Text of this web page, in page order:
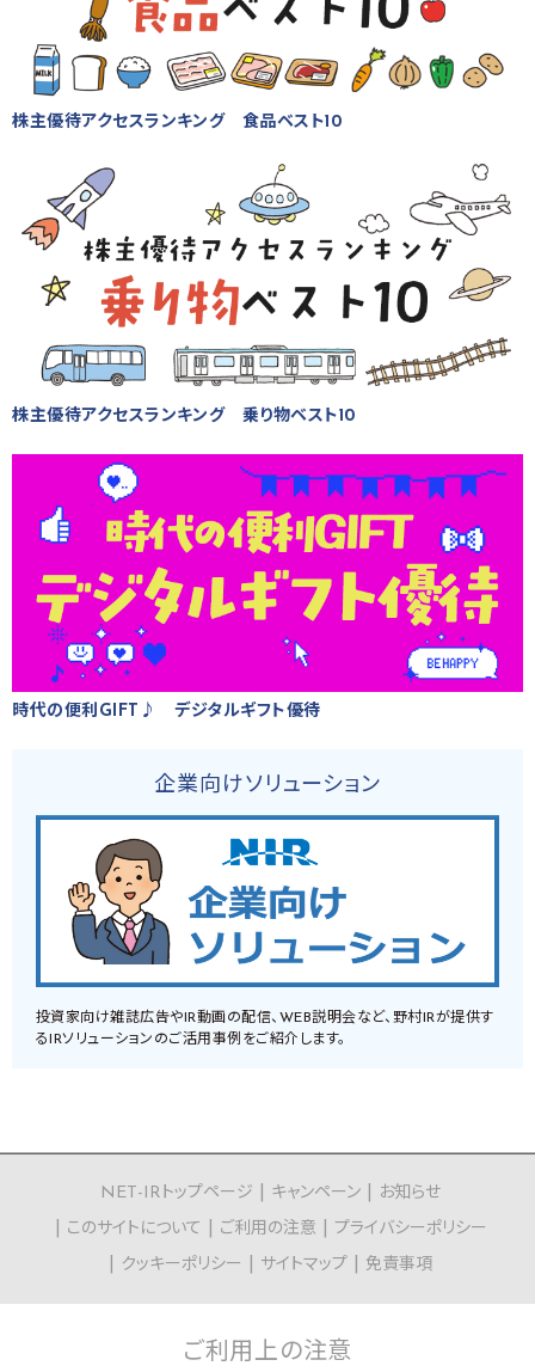
株主優待アクセスランキング 食品ベスト10
株主優待アクセスランキング 乗り物ベスト10
時代の便利GIFT♪ デジタルギフト優待
企業向けソリューション
投資家向け雑誌広告やIR動画の配信、WEB説明会など、野村IRが提供す
るIRソリューションのご活用事例をご紹介します。
NET-IRトップページ キャンペーン
お知らせ
このサイトについて
ご利用の注意
プライバシーポリシー
クッキーポリシー
サイトマップ 免責事項
ご利用上の注意